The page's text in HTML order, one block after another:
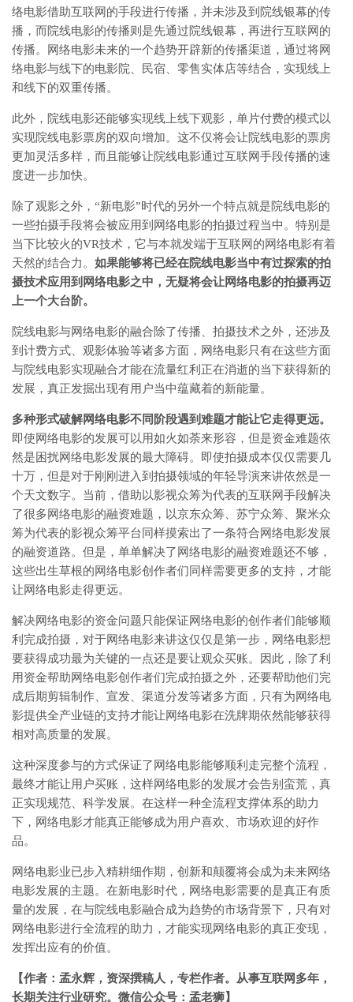
络电影借助互联网的手段进行传播，并未涉及到院线银幕的传
播，而院线电影的传播则是先通过院线银幕，再进行互联网的
传播。网络电影未来的一个趋势开辟新的传播渠道，通过将网
络电影与线下的电影院、民宿、零售实体店等结合，实现线上
和线下的双重传播。
此外，院线电影还能够实现线上线下观影，单片付费的模式以
实现院线电影票房的双向增加。这不仅将会让院线电影的票房
更加灵活多样，而且能够让院线电影通过互联网手段传播的速
度进一步加快。
除了观影之外，“新电影”时代的另外一个特点就是院线电影的
一些拍摄手段将会被应用到网络电影的拍摄过程当中。特别是
当下比较火的VR技术，它与本就发端于互联网的网络电影有着
天然的结合力。 如果能够将已经在院线电影当中有过探索的拍
摄技术应用到网络电影之中，无疑将会让网络电影的拍摄再迈
上一个大台阶。
院线电影与网络电影的融合除了传播、拍摄技术之外，还涉及
到计费方式、观影体验等诸多方面，网络电影只有在这些方面
与院线电影实现融合才能在流量红利正在消逝的当下获得新的
发展，真正发掘出现有用户当中蕴藏着的新能量。
多种形式破解网络电影不同阶段遇到难题才能让它走得更远。
即使网络电影的发展可以用如火如荼来形容，但是资金难题依
然是困扰网络电影发展的最大障碍。即使拍摄成本仅仅需要几
十万，但是对于刚刚进入到拍摄领域的年轻导演来讲依然是一
个天文数字。当前，借助以影视众筹为代表的互联网手段解决
了很多网络电影的融资难题，以京东众筹、苏宁众筹、聚米众
筹为代表的影视众筹平台同样摸索出了一条符合网络电影发展
的融资道路。但是，单单解决了网络电影的融资难题还不够，
这些出生草根的网络电影创作者们同样需要更多的支持，才能
让网络电影走得更远。
解决网络电影的资金问题只能保证网络电影的创作者们能够顺
利完成拍摄，对于网络电影来讲这仅仅是第一步，网络电影想
要获得成功最为关键的一点还是要让观众买账。因此，除了利
用资金帮助网络电影创作者们完成拍摄之外，还要帮助他们完
成后期剪辑制作、宣发、渠道分发等诸多方面，只有为网络电
影提供全产业链的支持才能让网络电影在洗牌期依然能够获得
相对高质量的发展。
这种深度参与的方式保证了网络电影能够顺利走完整个流程，
最终才能让用户买账，这样网络电影的发展才会告别蛮荒，真
正实现规范、科学发展。在这样一种全流程支撑体系的助力
下，网络电影才能真正能够成为用户喜欢、市场欢迎的好作
品。
网络电影业已步入精耕细作期，创新和颠覆将会成为未来网络
电影发展的主题。在新电影时代，网络电影需要的是真正有质
量的发展，在与院线电影融合成为趋势的市场背景下，只有对
网络电影进行全流程的助力，才能实现网络电影的真正变现，
发挥出应有的价值。
【作者：孟永辉，资深撰稿人，专栏作者。从事互联网多年，
长期关注行业研究。微信公众号：孟老狮】